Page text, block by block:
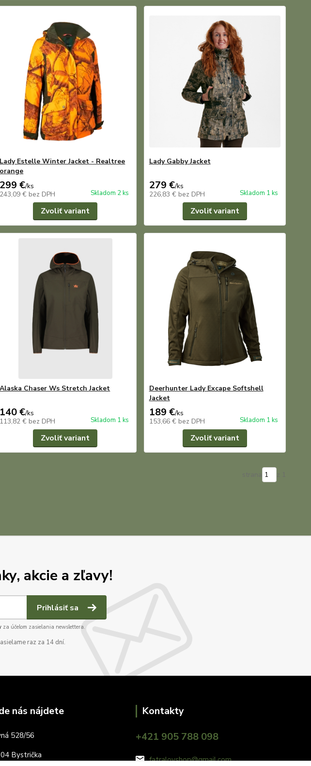
Lady Estelle Winter Jacket - Realtree
orange
299 €/ks
243,09 € bez DPH Skladom 2 ks
Zvoliť variant
Lady Gabby Jacket
279 €/ks
226,83 € bez DPH Skladom 1 ks
Zvoliť variant
Alaska Chaser Ws Stretch Jacket
140 €/ks
113,82 € bez DPH Skladom 1 ks
Zvoliť variant
Deerhunter Lady Excape Softshell
Jacket
189 €/ks
153,66 € bez DPH Skladom 1 ks
Zvoliť variant
akcie a zľavy!
Prihlásiť sa
za účelom zasielania newslettera.
raz za 14 dní.
nás nájdete
528/56
Bystrička
Kontakty
+421 905 788 098
fatralovshop@gmail.com